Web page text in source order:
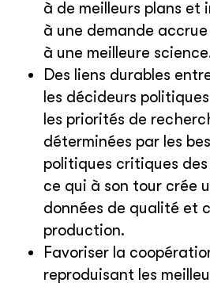
à de meilleurs plans et
à une demande
à une meilleure
Des liens durables
les décideurs
les priorités de
déterminées par les
politiques critiques
ce qui à son tour crée
données de qualité et
production.
Favoriser la
reproduisant les